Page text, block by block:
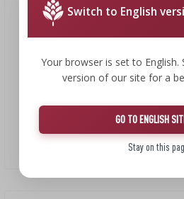
Univerzálny teplomer (-30 do +50°C),
Switch to English
Your browser is set to English.
version of our site for a
GO TO ENGLISH
Stay on this